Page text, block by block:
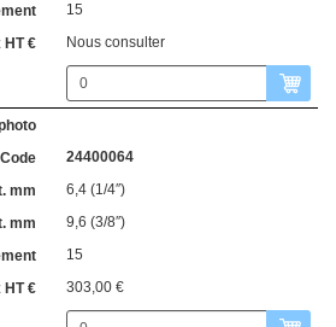
15
Nous consulter
24400064
6,4 (1/4″)
9,6 (3/8″)
15
303,00 €